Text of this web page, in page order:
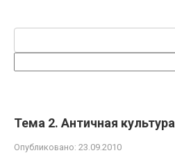
Тема 2. Античная культура
Опубликовано: 23.09.2010